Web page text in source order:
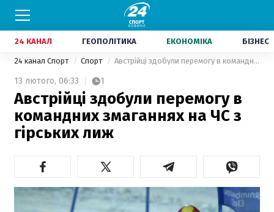
24 КАНАЛ ГЕОПОЛІТИКА ЕКОНОМІКА БІЗНЕС
24 канал Спорт Спорт Австрійці здобули перемогу в командних змаганнях на ЧС з гірських лиж
13 лютого, 06:33 1
Австрійці здобули перемогу в
командних змаганнях на ЧС з
гірських лиж